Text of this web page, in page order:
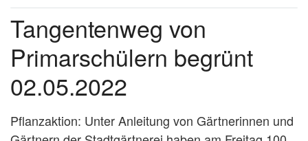
Tangentenweg von
Primarschülern begrünt
02.05.2022
Pflanzaktion: Unter Anleitung von Gärtnerinnen und